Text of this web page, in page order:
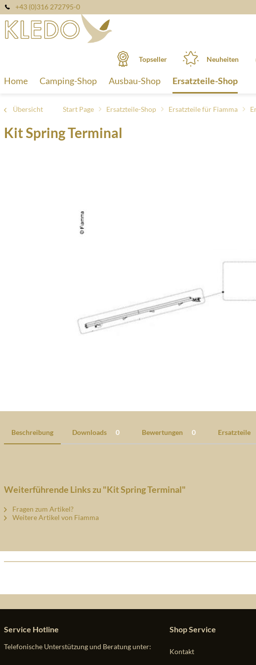
+43 (0)316 272795-0
Topseller Neuheiten
Home Camping-Shop Ausbau-Shop Ersatzteile-Shop
Übersicht Start Page Ersatzteile-Shop Ersatzteile für Fiamma
Kit Spring Terminal
Beschreibung Downloads 0 Bewertungen 0 Ersatzteile
Weiterführende Links zu "Kit Spring Terminal"
Fragen zum Artikel?
Weitere Artikel von Fiamma
Service Hotline
Telefonische Unterstützung und Beratung unter:
Shop Service
Kontakt